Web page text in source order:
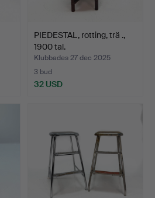
PIEDESTAL, rotting, trä .,
1900 tal.
Klubbades 27 dec 2025
3 bud
32 USD